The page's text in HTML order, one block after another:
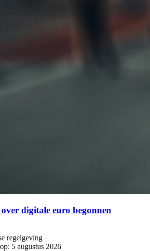
digitale euro begonnen
regelgeving
5 augustus 2026